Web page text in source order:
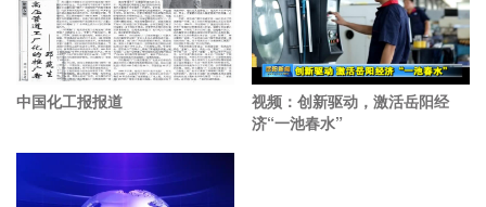
中国化工报报道
视频：创新驱动，激活岳阳经
济“一池春水”